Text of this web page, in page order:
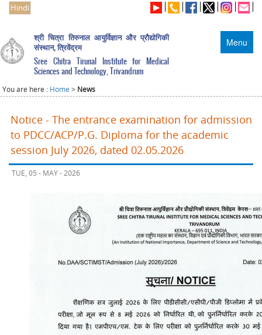
Hindi
Menu
श्री चित्रा तिरुनाल आयुर्विज्ञान और प्रौद्योगिकी
संस्थान, त्रिवेंद्रम
Sree Chitra Tirunal Institute for Medical
Sciences and Technology, Trivandrum
You are here : Home > News
Notice - The entrance examination for admission
to PDCC/ACP/P.G. Diploma for the academic
session July 2026, dated 02.05.2026
TUE, 05 - MAY - 2026